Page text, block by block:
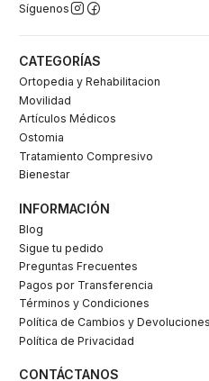
Síguenos
CATEGORÍAS
Ortopedia y Rehabilitacion
Movilidad
Artículos Médicos
Ostomia
Tratamiento Compresivo
Bienestar
INFORMACIÓN
Blog
Sigue tu pedido
Preguntas Frecuentes
Pagos por Transferencia
Términos y Condiciones
Política de Cambios y Devoluciones
Política de Privacidad
CONTÁCTANOS